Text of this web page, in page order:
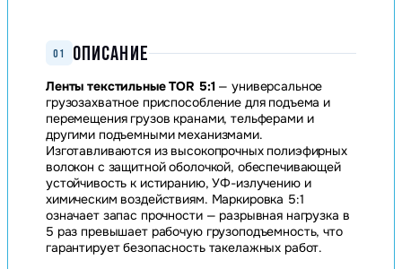
01 ОПИСАНИЕ
Ленты текстильные TOR 5:1— универсальное
грузозахватное приспособление для подъема и
перемещения грузов кранами, тельферами и
другими подъемными механизмами.
Изготавливаются из высокопрочных полиэфирных
волокон с защитной оболочкой, обеспечивающей
устойчивость к истиранию, УФ-излучению и
химическим воздействиям. Маркировка 5:1
означает запас прочности — разрывная нагрузка в
5 раз превышает рабочую грузоподъемность, что
гарантирует безопасность такелажных работ.